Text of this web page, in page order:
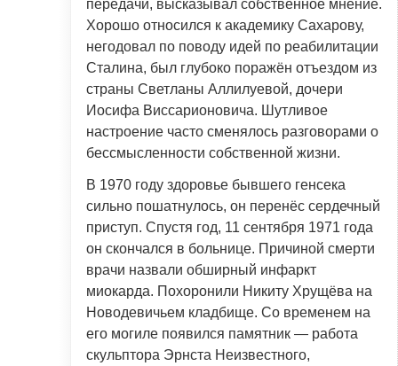
передачи, высказывал собственное мнение.
Хорошо относился к академику Сахарову,
негодовал по поводу идей по реабилитации
Сталина, был глубоко поражён отъездом из
страны Светланы Аллилуевой, дочери
Иосифа Виссарионовича. Шутливое
настроение часто сменялось разговорами о
бессмысленности собственной жизни.
В 1970 году здоровье бывшего генсека
сильно пошатнулось, он перенёс сердечный
приступ. Спустя год, 11 сентября 1971 года
он скончался в больнице. Причиной смерти
врачи назвали обширный инфаркт
миокарда. Похоронили Никиту Хрущёва на
Новодевичьем кладбище. Со временем на
его могиле появился памятник — работа
скульптора Эрнста Неизвестного,